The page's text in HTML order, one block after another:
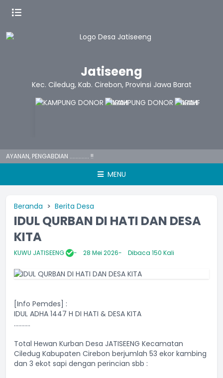
Jatiseeng
Kec. Ciledug, Kab. Cirebon, Provinsi Jawa Barat
PENGABDIAN ............. !!
MENU
Beranda Berita Desa
IDUL QURBAN DI HATI DAN DESA
KITA
KUWU JATISEENG 28 Mei 2026 Dibaca 150 Kali
[Info Pemdes] :
IDUL ADHA 1447 H DI HATI & DESA KITA
...........
Total Hewan Kurban Desa JATISEENG Kecamatan
Ciledug Kabupaten Cirebon berjumlah 53 ekor kambing
dan 3 ekot sapi dengan perincian sbb :